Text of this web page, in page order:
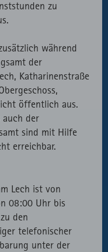
zu
während
der
Katharinenstraße
öffentlich aus.
auch der
sind mit Hilfe
erreichbar.
Lech ist von
08:00 Uhr bis
den
telefonischer
unter der